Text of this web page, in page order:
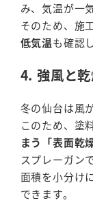
み、気温が一
そのため、施
低気温も確認
4. 強風と
冬の仙台は風
このため、塗
まう「表面乾燥
スプレーガン
面積を小分け
できます。